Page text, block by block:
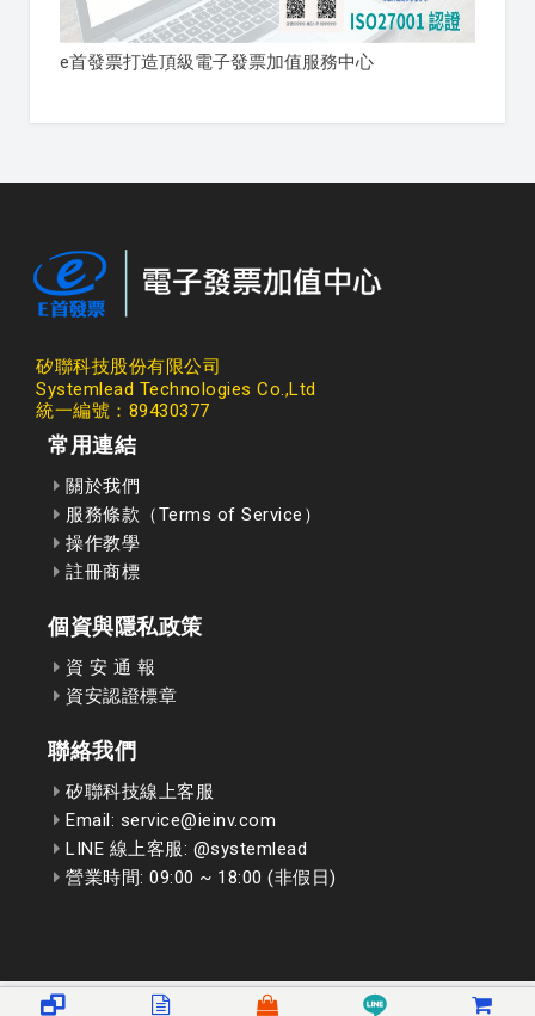
e首發票打造頂級電子發票加值服務中心
矽聯科技股份有限公司
Systemlead Technologies Co.,Ltd
統一編號：89430377
常用連結
關於我們
服務條款（Terms of Service）
操作教學
註冊商標
個資與隱私政策
資 安 通 報
資安認證標章
聯絡我們
矽聯科技線上客服
Email: service@ieinv.com
LINE 線上客服: @systemlead
營業時間: 09:00 ~ 18:00 (非假日)